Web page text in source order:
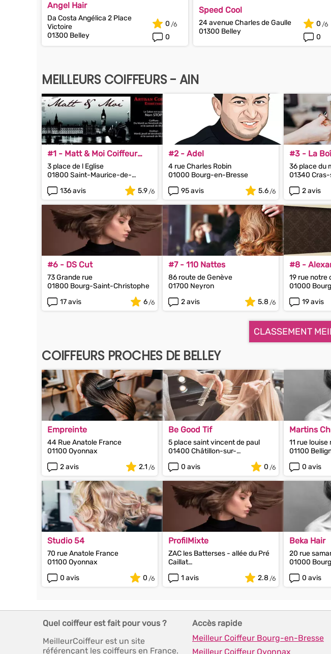
Angel Hair
Da Costa Angélica 2 Place
Victoire
01300 Belley
0
0
Speed Cool
24 avenue Charles de Gaulle
01300 Belley
0
0
MEILLEURS COIFFEURS - AIN
#1 - Matt & Moi Coiffeur
Ésthétique
3 place de l Eglise
01800 Saint-Maurice-de-
136 avis 5.9
#2 - Adel
4 rue Charles Robin
01000 Bourg-en-Bresse
95 avis
5.6
#3 - La
36 place du
01340
2 avis
#6 - DS Cut
73 Grande rue
01800 Bourg-Saint-Christophe
17 avis
6
#7 - 110 Nattes
86 route de Genève
01700 Neyron
2 avis
5.8
#8 -
Flechon
19 rue notre
01000
19 avis
CLASSEMENT
COIFFEURS PROCHES DE BELLEY
Empreinte
44 Rue Anatole France
01100 Oyonnax
2 avis
2.1
Be Good Tif
5 place saint vincent de paul
01400 Châtillon-sur-
0 avis 0
Martins
11 rue
01100
0 avis
Studio 54
70 rue Anatole France
01100 Oyonnax
0 avis
0
ProfilMixte
ZAC les Batterses - allée du Pré
Caillat
1 avis 2.8
Beka Hair
20 rue
01000
0 avis
Quel coiffeur est fait pour vous ?
MeilleurCoiffeur est un site
référençant les coiffeurs en France.
Accès rapide
Meilleur Coiffeur Bourg-en-Bresse
Meilleur Coiffeur Oyonnax